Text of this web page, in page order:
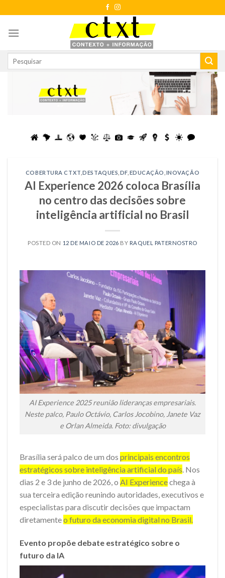
to
content
COBERTURA CTXT ,DESTAQUES DF EDUCAÇÃO INOVAÇÃO
AI Experience 2026 coloca Brasília
no centro das decisões sobre
inteligência artificial no Brasil
POSTED ON 12 DE MAIO DE 2026 BY RAQUEL PATERNOSTRO
AI Experience 2025 reunião lideranças empresariais.
Neste palco, Paulo Octávio, Carlos Jocobino, Janete Vaz
e Orlan Almeida. Foto: divulgação
Brasília será palco de um dos principais encontros
estratégicos sobre inteligência artificial do país. Nos
dias 2 e 3 de junho de 2026, o AI Experiencechega à
sua terceira edição reunindo autoridades, executivos e
especialistas para discutir decisões que impactam
diretamenteo futuro da economia digital no Brasil.
Evento propõe debate estratégico sobre o
futuro da IA